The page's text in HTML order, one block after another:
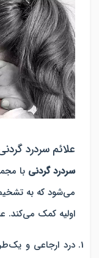
علائم سردرد
سردرد گردنی با
می‌شود که به
اولیه کمک می‌کند.
درد ارجاعی و